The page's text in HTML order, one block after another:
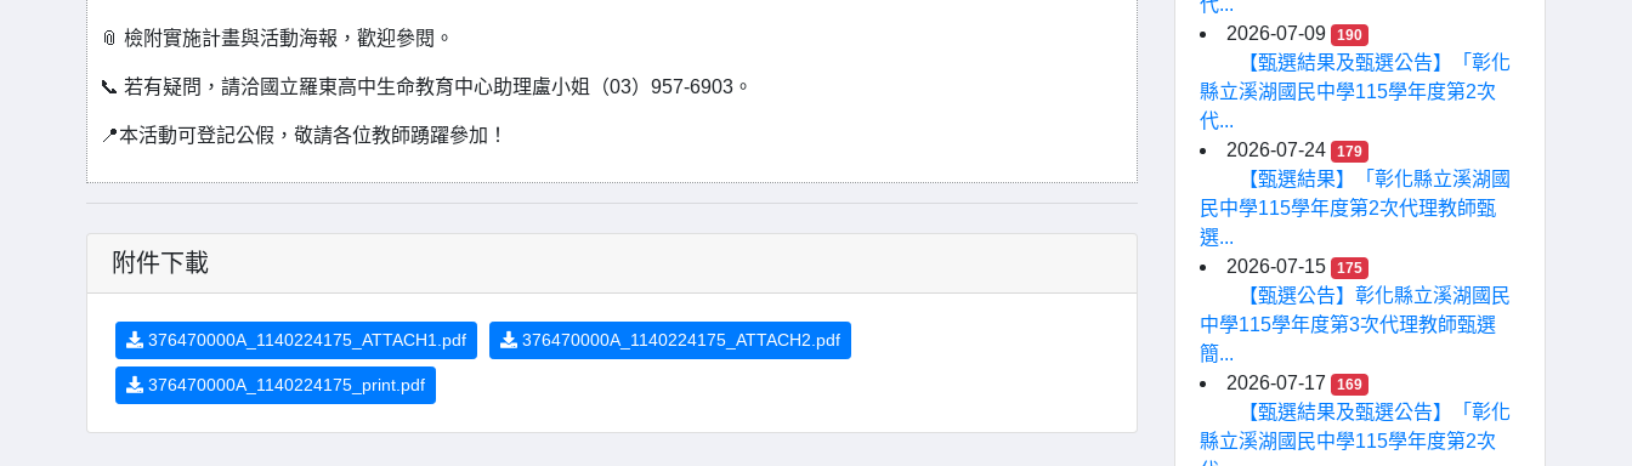
📎 檢附實施計畫與活動海報，歡迎參閱。
📞 若有疑問，請洽國立羅東高中生命教育中心助理盧小姐（03）957-6903。
📍本活動可登記公假，敬請各位教師踴躍參加！
附件下載
376470000A_1140224175_ATTACH1.pdf 376470000A_1140224175_ATTACH2.pdf
376470000A_1140224175_print.pdf
代...
2026-07-09
190
【甄選結果及甄選公告】「彰化
縣立溪湖國民中學115學年度第2次
代...
2026-07-24
179
【甄選結果】「彰化縣立溪湖國
民中學115學年度第2次代理教師甄
選...
2026-07-15
175
【甄選公告】彰化縣立溪湖國民
中學115學年度第3次代理教師甄選
簡...
2026-07-17
169
【甄選結果及甄選公告】「彰化
縣立溪湖國民中學115學年度第2次